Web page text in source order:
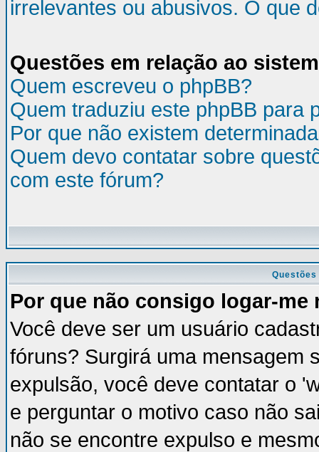
irrelevantes ou abusivos. O que
Questões em relação ao
Quem escreveu o phpBB?
Quem traduziu este phpBB para
Por que não existem
Quem devo contatar sobre
com este fórum?
Por que não consigo logar-me
Você deve ser um usuário
fóruns? Surgirá uma mensagem
expulsão, você deve contatar o
e perguntar o motivo caso não
não se encontre expulso e